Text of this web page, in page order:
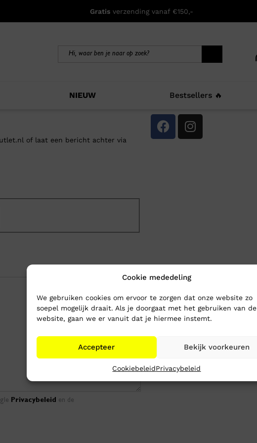
Cookie mededeling
We gebruiken cookies om ervoor te zorgen dat onze website zo
soepel mogelijk draait. Als je doorgaat met het gebruiken van de
website, gaan we er vanuit dat je hiermee instemt.
Accepteer Bekijk voorkeuren
CookiebeleidPrivacybeleid
Gratis verzending vanaf €150,-
NIEUW Bestsellers 🔥
of laat een bericht achter via
Privacybeleid en de